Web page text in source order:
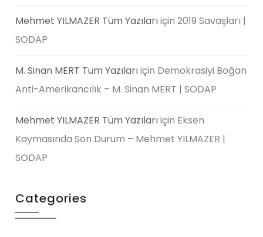
Mehmet YILMAZER Tüm Yazılarıiçin2019 Savaşları |
SODAP
M. Sinan MERT Tüm Yazılarıiçin Demokrasiyi Boğan
Anti-Amerikancılık – M. Sinan MERT | SODAP
Mehmet YILMAZER Tüm Yazılarıiçin Eksen
Kaymasında Son Durum – Mehmet YILMAZER |
SODAP
Categories